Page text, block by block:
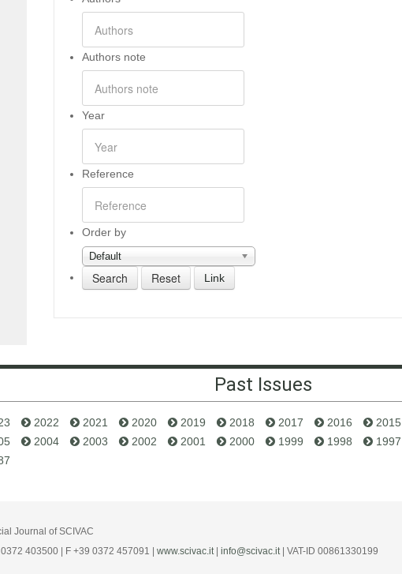
Authors note
Year
Reference
Order by
Default
Link
Past Issues
2022 2021 2020 2019 2018 2017 2016 2015
2004 2003 2002 2001 2000 1999 1998 1997
Journal of SCIVAC
403500 | F +39 0372 457091 | www.scivac.it| info@scivac.it| VAT-ID 00861330199